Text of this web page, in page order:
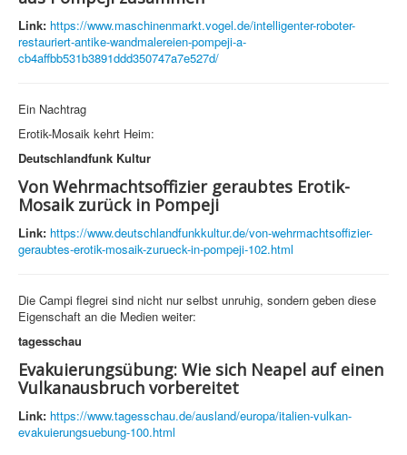
Link: https://www.maschinenmarkt.vogel.de/intelligenter-roboter-
restauriert-antike-wandmalereien-pompeji-a-
cb4affbb531b3891ddd350747a7e527d/
Ein Nachtrag
Erotik-Mosaik kehrt Heim:
Deutschlandfunk Kultur
Von Wehrmachtsoffizier geraubtes Erotik-
Mosaik zurück in Pompeji
Link: https://www.deutschlandfunkkultur.de/von-wehrmachtsoffizier-
geraubtes-erotik-mosaik-zurueck-in-pompeji-102.html
Die Campi flegrei sind nicht nur selbst unruhig, sondern geben diese
Eigenschaft an die Medien weiter:
tagesschau
Evakuierungsübung: Wie sich Neapel auf einen
Vulkanausbruch vorbereitet
Link: https://www.tagesschau.de/ausland/europa/italien-vulkan-
evakuierungsuebung-100.html